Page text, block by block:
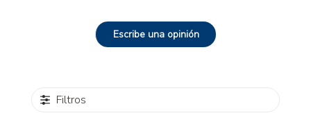
Escribe una opinión
Filtros